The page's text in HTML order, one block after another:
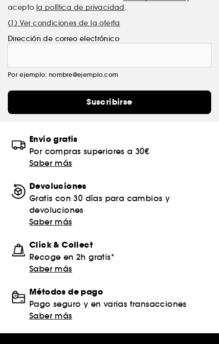
acepto la política de privacidad.
(1) Ver condiciones de la oferta
Dirección de correo electrónico
Por ejemplo: nombre@ejemplo.com
Suscribirse
Envío gratis
Por compras superiores a 30€
Saber más
Devoluciones
Gratis con 30 días para cambios y
devoluciones
Saber más
Click & Collect
Recoge en 2h gratis*
Saber más
Métodos de pago
Pago seguro y en varias transacciones
Saber más